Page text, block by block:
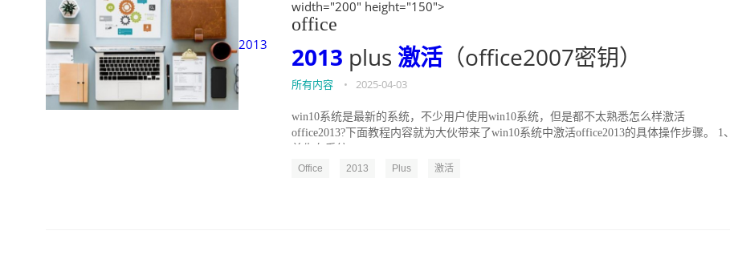
2013
width="200" height="150">
office
2013 plus 激活 （office2007密钥）
所有内容 • 2025-04-03
win10系统是最新的系统，不少用户使用win10系统，但是都不太熟悉怎么样激活
office2013?下面教程内容就为大伙带来了win10系统中激活office2013的具体操作步骤。 1、
Office 2013 Plus 激活